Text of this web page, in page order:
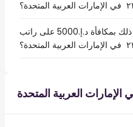
كم ستكسب أكثر من ذلك بمكافأة د.إ.5000 على راتب
العربية المتحدة